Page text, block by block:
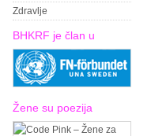
Zdravlje
BHKRF je član u
Žene su poezija